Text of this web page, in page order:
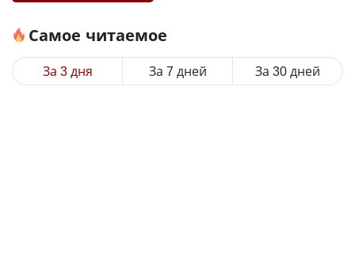
Самое читаемое
За 3 дня За 7 дней За 30 дней